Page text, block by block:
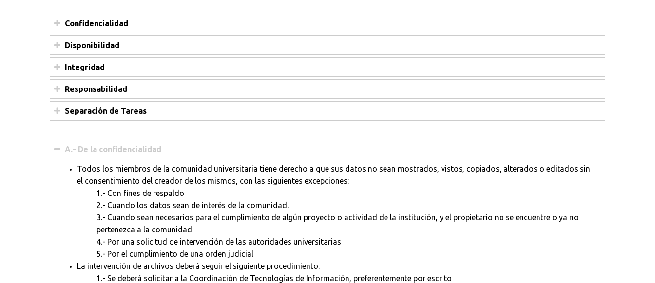
Confidencialidad
Disponibilidad
Integridad
Responsabilidad
Separación de Tareas
A.- De la confidencialidad
Todos los miembros de la comunidad universitaria tiene derecho a que sus datos no sean mostrados, vistos, copiados, alterados o editados sin
el consentimiento del creador de los mismos, con las siguientes excepciones:
1.- Con fines de respaldo
2.- Cuando los datos sean de interés de la comunidad.
3.- Cuando sean necesarios para el cumplimiento de algún proyecto o actividad de la institución, y el propietario no se encuentre o ya no
pertenezca a la comunidad.
4.- Por una solicitud de intervención de las autoridades universitarias
5.- Por el cumplimiento de una orden judicial
La intervención de archivos deberá seguir el siguiente procedimiento:
1.- Se deberá solicitar a la Coordinación de Tecnologías de Información, preferentemente por escrito